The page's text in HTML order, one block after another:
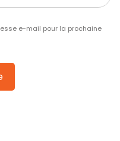
e-mail pour la prochaine